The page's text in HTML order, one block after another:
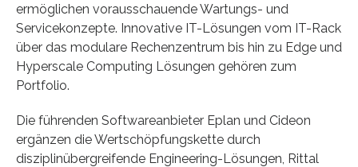
ermöglichen vorausschauende Wartungs- und
Servicekonzepte. Innovative IT-Lösungen vom IT-Rack
über das modulare Rechenzentrum bis hin zu Edge und
Hyperscale Computing Lösungen gehören zum
Portfolio.
Die führenden Softwareanbieter Eplan und Cideon
ergänzen die Wertschöpfungskette durch
disziplinübergreifende Engineering-Lösungen, Rittal